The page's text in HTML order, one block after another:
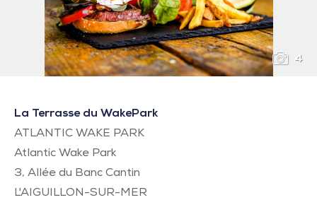
4
La Terrasse du WakePark
ATLANTIC WAKE PARK
Atlantic Wake Park
3, Allée du Banc Cantin
L'AIGUILLON-SUR-MER